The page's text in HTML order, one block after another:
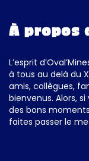
À propos
L’esprit
à tous au delà du
amis, collègues,
bienvenus. Alors,
des bons
faites passer le